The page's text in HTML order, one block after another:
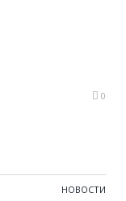
0
НОВОСТИ